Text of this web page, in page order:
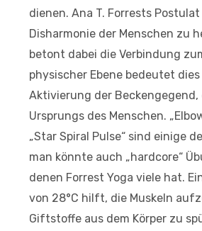
dienen. Ana T. Forrests Postulat
Disharmonie der Menschen zu
betont dabei die Verbindung
physischer Ebene bedeutet
Aktivierung der Beckengegend,
Ursprungs des Menschen.
„Star Spiral Pulse“ sind einige
man könnte auch „hardcore“
denen Forrest Yoga viele hat.
von 28°C hilft, die Muskeln
Giftstoffe aus dem Körper zu